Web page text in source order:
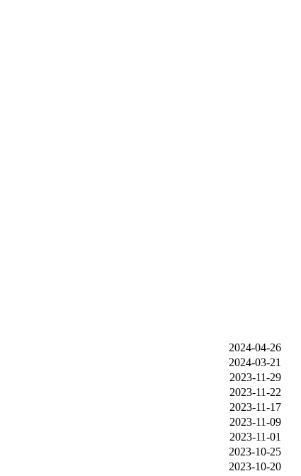
2024-04-26
2024-03-21
2023-11-29
2023-11-22
2023-11-17
2023-11-09
2023-11-01
2023-10-25
2023-10-20